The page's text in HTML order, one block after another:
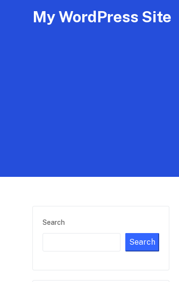
My WordPress Site
Search
Search